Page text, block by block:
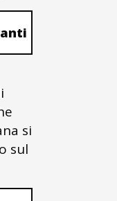
si
sul